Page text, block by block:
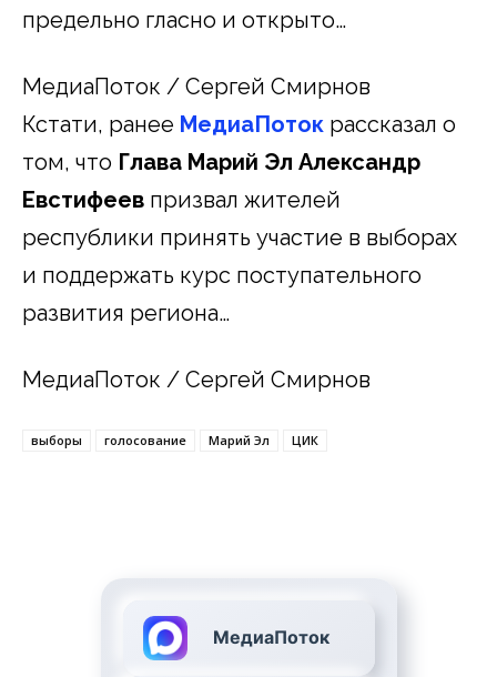
предельно гласно и открыто…
МедиаПоток / Сергей Смирнов
Кстати, ранее МедиаПоток рассказал о
том, что Глава Марий Эл Александр
Евстифеев призвал жителей
республики принять участие в выборах
и поддержать курс поступательного
развития региона…
МедиаПоток / Сергей Смирнов
выборы голосование Марий Эл ЦИК
МедиаПоток